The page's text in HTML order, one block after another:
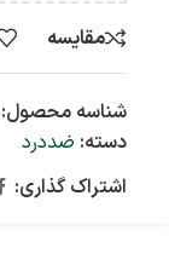
مقایسه
شناسه محصول:
دسته: ضددرد
اشتراک گذاری: